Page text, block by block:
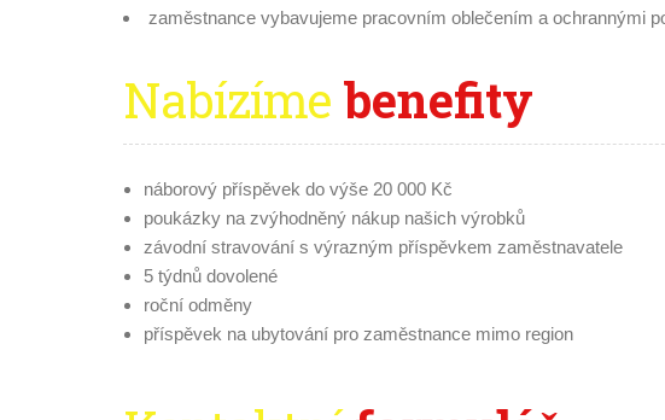
zaměstnance vybavujeme pracovním oblečením a ochrannými
Nabízíme benefity
náborový příspěvek do výše 20 000 Kč
poukázky na zvýhodněný nákup našich výrobků
závodní stravování s výrazným příspěvkem zaměstnavatele
5 týdnů dovolené
roční odměny
příspěvek na ubytování pro zaměstnance mimo region